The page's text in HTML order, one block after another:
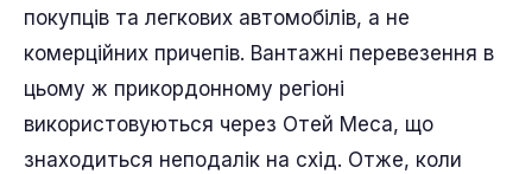
покупців та легкових автомобілів, а не
комерційних причепів. Вантажні перевезення в
цьому ж прикордонному регіоні
використовуються через Отей Меса, що
знаходиться неподалік на схід. Отже, коли